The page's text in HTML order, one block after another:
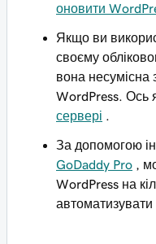
оновити
Якщо ви
своєму
вона несумісна
WordPress. Ось
сервері
За допомогою
GoDaddy Pro ,
WordPress на
автоматизувати